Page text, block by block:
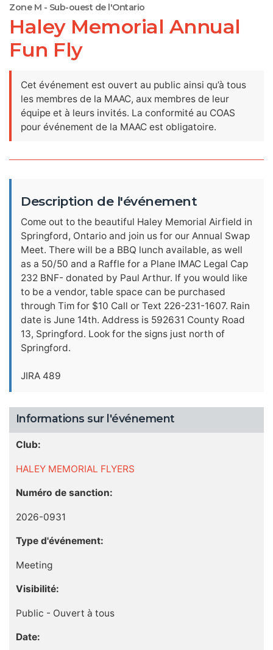
Zone M - Sub-ouest de l'Ontario
Haley Memorial Annual
Fun Fly
Cet événement est ouvert au public ainsi qu’à tous
les membres de la MAAC, aux membres de leur
équipe et à leurs invités. La conformité au COAS
pour événement de la MAAC est obligatoire.
Description de l'événement
Come out to the beautiful Haley Memorial Airfield in
Springford, Ontario and join us for our Annual Swap
Meet. There will be a BBQ lunch available, as well
as a 50/50 and a Raffle for a Plane IMAC Legal Cap
232 BNF- donated by Paul Arthur. If you would like
to be a vendor, table space can be purchased
through Tim for $10 Call or Text 226-231-1607. Rain
date is June 14th. Address is 592631 County Road
13, Springford. Look for the signs just north of
Springford.
JIRA 489
Informations sur l'événement
Club:
HALEY MEMORIAL FLYERS
Numéro de sanction:
2026-0931
Type d'événement:
Meeting
Visibilité:
Public - Ouvert à tous
Date: